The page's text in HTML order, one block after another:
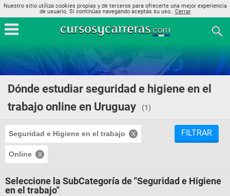
Nuestro sitio utiliza cookies propias y de terceros para ofrecerte una mejor experiencia
de usuario. Si continúas navegando aceptás su uso.. Cerrar
Dónde estudiar seguridad e higiene en el
trabajo online en Uruguay
(1)
Seguridad e Higiene en el trabajo
Online
FILTRAR
Seleccione la SubCategoría de "Seguridad e Higiene
en el trabajo"